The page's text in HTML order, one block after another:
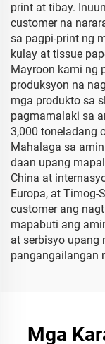
print at tibay.
customer na
sa pagpi-print ng
kulay at tissue
Mayroon kami ng
produksyon na
mga produkto sa
pagmamalaki sa
3,000 toneladang
Mahalaga sa
daan upang
China at
Europa, at Timog-
customer ang
mapabuti ang
at serbisyo upang
pangangailangan
Mga